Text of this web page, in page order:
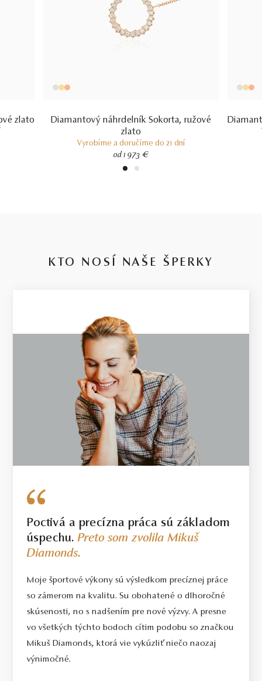
2.19 g
VÁHA
zlato
Diamantový náhrdelník Sokorta, ružové
zlato
Vyrobíme a doručíme do 21 dní
od 1 973 €
1 2
KTO NOSÍ NAŠE ŠPERKY
Poctivá a precízna práca sú základom
úspechu.Preto som zvolila Mikuš
Diamonds.
Moje športové výkony sú výsledkom precíznej práce
so zámerom na kvalitu. Su obohatené o dlhoročné
skúsenosti, no s nadšením pre nové výzvy. A presne
vo všetkých týchto bodoch cítim podobu so značkou
Mikuš Diamonds, ktorá vie vykúzliť niečo naozaj
výnimočné.